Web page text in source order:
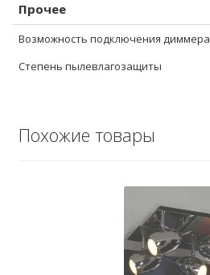
Прочее
Возможность подключения диммера
Степень пылевлагозащиты
Похожие товары